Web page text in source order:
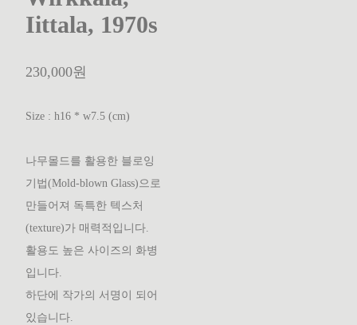
Iittala, 1970s
230,000원
Size : h16 * w7.5 (cm)
나무몰드를 활용한 블로잉
기법(Mold-blown Glass)으로
만들어져 독특한 텍스처
(texture)가 매력적입니다.
활용도 높은 사이즈의 화병
입니다.
하단에 작가의 서명이 되어
있습니다.